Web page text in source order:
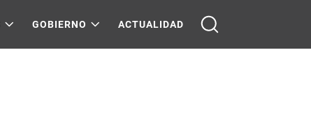
GOBIERNO ACTUALIDAD